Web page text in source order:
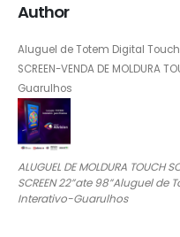
Author
Aluguel de Totem Digital Touch
SCREEN-VENDA DE MOLDURA
Guarulhos
ALUGUEL DE MOLDURA TOUCH
SCREEN 22”ate 98”Aluguel de
Interativo-Guarulhos